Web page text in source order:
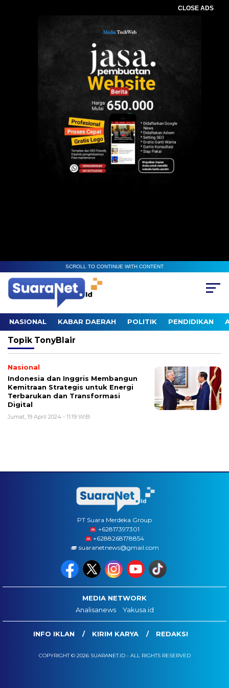
CLOSE ADS
SCROLL TO CONTINUE WITH CONTENT
NASIONAL KABAR DAERAH POLITIK PENDIDIKAN
Topik TonyBlair
Nasional
Indonesia dan Inggris Membangun
Kemitraan Strategis untuk Energi
Terbarukan dan Transformasi
Digital
Jumat, 19 April 2024 - 11:19 WIB
PT Suara Merdeka Group
‪+62817397301
+6288268178854
suaranetnews@gmail.com
MEDIA NETWORK
Analisanews
Yakusa.id
INFO IKLAN KIRIM KARYA REDAKSI
COPYRIGHT © 2026 SUARANET.ID - ALL RIGHTS RESERVED